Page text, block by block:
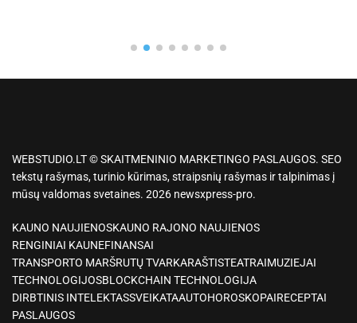
WEBSTUDIO.LT © SKAITMENINIO MARKETINGO PASLAUGOS. SEO
tekstų rašymas, turinio kūrimas, straipsnių rašymas ir talpinimas į
mūsų valdomas svetaines. 2026 newsxpress-pro.
KAUNO NAUJIENOSKAUNO RAJONO NAUJIENOS
RENGINIAI KAUNEFINANSAI
TRANSPORTO MARŠRUTŲ TVARKARAŠTISTEATRAIMUZIEJAI
TECHNOLOGIJOSBLOCKCHAIN TECHNOLOGIJA
DIRBTINIS INTELEKTASSVEIKATAAUTOHOROSKOPAIRECEPTAI
PASLAUGOS